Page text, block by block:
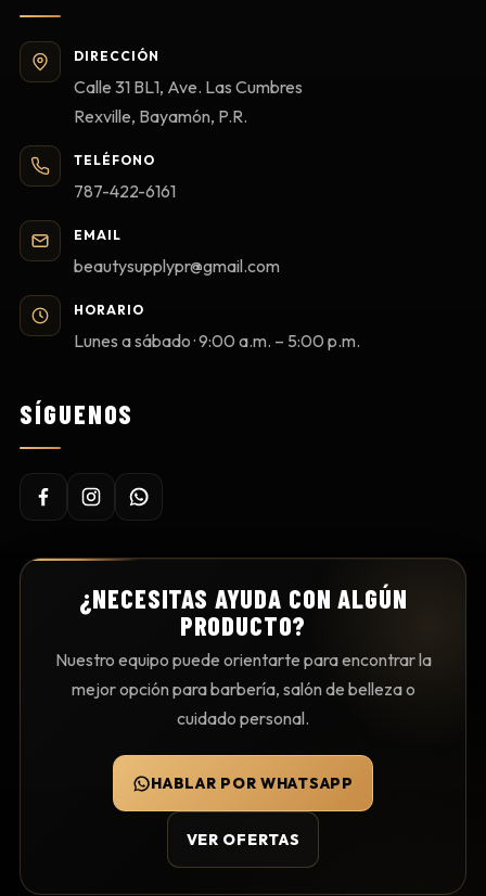
DIRECCIÓN
Calle 31 BL1, Ave. Las Cumbres
Rexville, Bayamón, P.R.
TELÉFONO
787-422-6161
EMAIL
beautysupplypr@gmail.com
HORARIO
Lunes a sábado · 9:00 a.m. – 5:00 p.m.
SÍGUENOS
¿NECESITAS AYUDA CON ALGÚN
PRODUCTO?
Nuestro equipo puede orientarte para encontrar la
mejor opción para barbería, salón de belleza o
cuidado personal.
HABLAR POR WHATSAPP
VER OFERTAS